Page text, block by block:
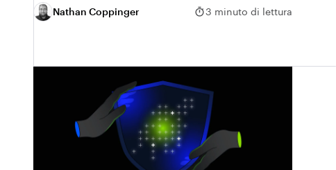
Nathan Coppinger 3 minuto di lettura